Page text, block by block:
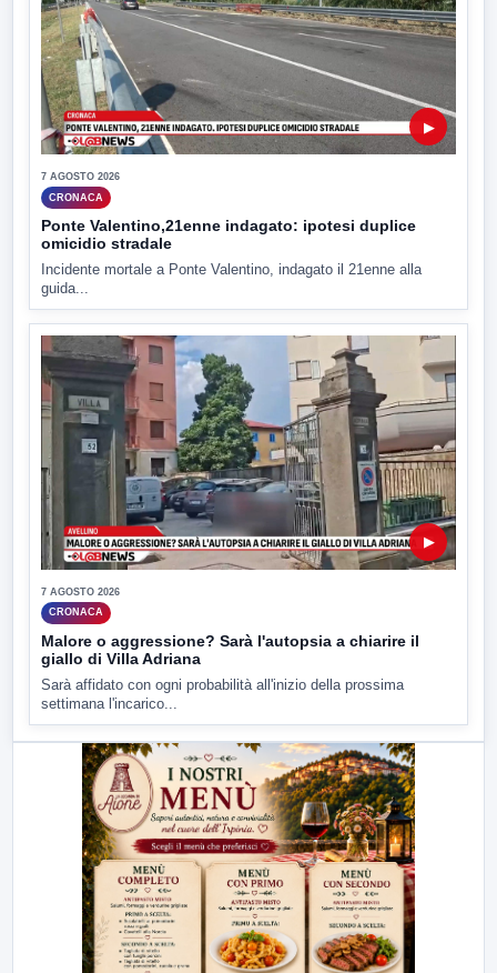
▶
7 AGOSTO 2026
CRONACA
Ponte Valentino,21enne indagato: ipotesi duplice
omicidio stradale
Incidente mortale a Ponte Valentino, indagato il 21enne alla
guida...
▶
7 AGOSTO 2026
CRONACA
Malore o aggressione? Sarà l'autopsia a chiarire il
giallo di Villa Adriana
Sarà affidato con ogni probabilità all'inizio della prossima
settimana l'incarico...